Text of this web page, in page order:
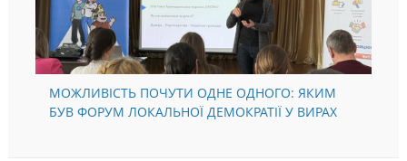
МОЖЛИВІСТЬ ПОЧУТИ ОДНЕ ОДНОГО: ЯКИМ
БУВ ФОРУМ ЛОКАЛЬНОЇ ДЕМОКРАТІЇ У ВИРАХ